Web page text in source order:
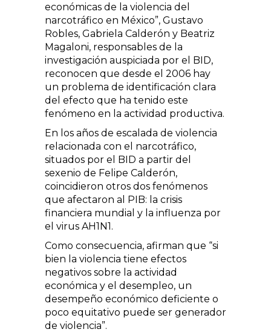
económicas de la violencia del
narcotráfico en México”, Gustavo
Robles, Gabriela Calderón y Beatriz
Magaloni, responsables de la
investigación auspiciada por el BID,
reconocen que desde el 2006 hay
un problema de identificación clara
del efecto que ha tenido este
fenómeno en la actividad productiva.
En los años de escalada de violencia
relacionada con el narcotráfico,
situados por el BID a partir del
sexenio de Felipe Calderón,
coincidieron otros dos fenómenos
que afectaron al PIB: la crisis
financiera mundial y la influenza por
el virus AH1N1.
Como consecuencia, afirman que “si
bien la violencia tiene efectos
negativos sobre la actividad
económica y el desempleo, un
desempeño económico deficiente o
poco equitativo puede ser generador
de violencia”.